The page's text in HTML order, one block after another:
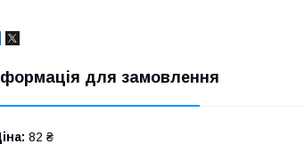
для замовлення
82 ₴